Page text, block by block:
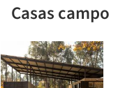
Casas campo